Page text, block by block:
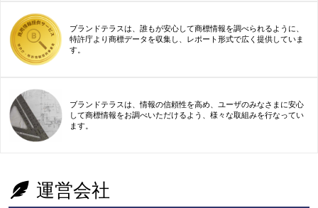
ブランドテラスは、誰もが安心して商標情報を調べられるように、
特許庁より商標データを収集し、レポート形式で広く提供していま
す。
ブランドテラスは、情報の信頼性を高め、ユーザのみなさまに安心
して商標情報をお調べいただけるよう、様々な取組みを行なってい
ます。
運営会社